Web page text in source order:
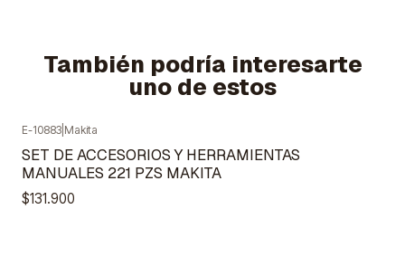
También podría interesarte
uno de estos
Agotado
E-10883 Makita
SET DE ACCESORIOS Y HERRAMIENTAS
MANUALES 221 PZS MAKITA
$131.900